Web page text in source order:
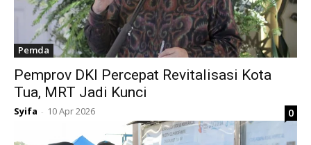
Pemda
Pemprov DKI Percepat Revitalisasi Kota
Tua, MRT Jadi Kunci
Syifa - 10 Apr 2026 0